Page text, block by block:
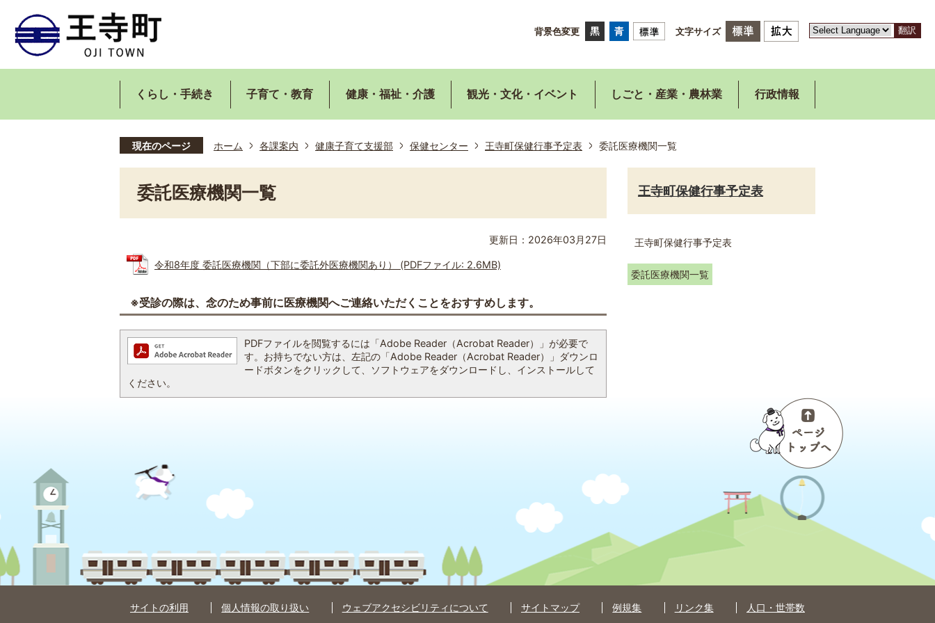
背景色変更 文字サイズ 翻訳
くらし・手続き 子育て・教育 健康・福祉・介護 観光・文化・イベント しごと・産業・農林業 行政情報
現在のページ ホーム 各課案内 健康子育て支援部 保健センター 王寺町保健行事予定表 委託医療機関一覧
委託医療機関一覧
更新日：2026年03月27日
令和8年度 委託医療機関（下部に委託外医療機関あり） (PDFファイル: 2.6MB)
※受診の際は、念のため事前に医療機関へご連絡いただくことをおすすめします。
PDFファイルを閲覧するには「Adobe Reader（Acrobat Reader）」が必要で
す。お持ちでない方は、左記の「Adobe Reader（Acrobat Reader）」ダウンロ
ードボタンをクリックして、ソフトウェアをダウンロードし、インストールして
ください。
王寺町保健行事予定表
王寺町保健行事予定表
委託医療機関一覧
サイトの利用 個人情報の取り扱い ウェブアクセシビリティについて サイトマップ 例規集 リンク集 人口・世帯数
ト